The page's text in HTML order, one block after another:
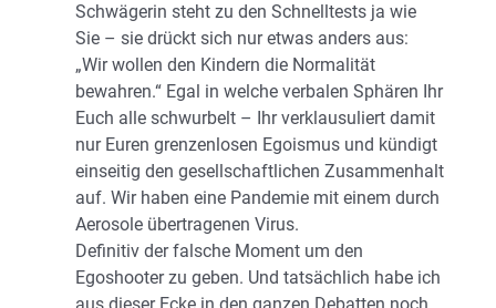
Schwägerin steht zu den Schnelltests ja wie
Sie – sie drückt sich nur etwas anders aus:
„Wir wollen den Kindern die Normalität
bewahren.“ Egal in welche verbalen Sphären Ihr
Euch alle schwurbelt – Ihr verklausuliert damit
nur Euren grenzenlosen Egoismus und kündigt
einseitig den gesellschaftlichen Zusammenhalt
auf. Wir haben eine Pandemie mit einem durch
Aerosole übertragenen Virus.
Definitiv der falsche Moment um den
Egoshooter zu geben. Und tatsächlich habe ich